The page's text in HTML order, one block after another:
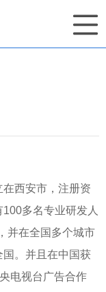
西安市，注册资
多名专业研发人
并在全国多个城市
。并且在中国获
电视台广告合作